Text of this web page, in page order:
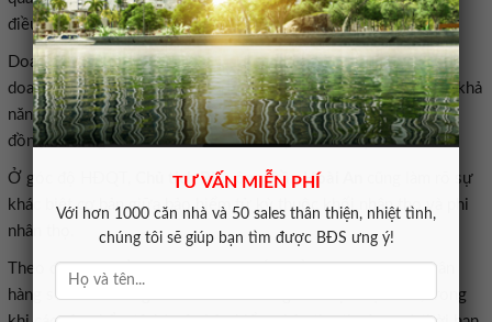
TƯ VẤN MIỄN PHÍ
Với hơn 1000 căn nhà và 50 sales thân thiện, nhiệt tình,
chúng tôi sẽ giúp bạn tìm được BĐS ưng ý!
điều kiện pháp lý.
Doanh nghiệp chưa đưa ra các thông tin chi tiết về chiến lược
doanh thu hay cấu trúc sản phẩm ở thời điểm hiện tại, và nhiều khả
năng các nội dung cụ thể hơn sẽ được trình bày tại kỳ Đại hội
đồng cổ đông năm 2027, khi đề án được hoàn thiện hơn.
Ở góc độ HĐQT, Chủ tịch BIC, ông Trần Hoài An
cũng làm rõ sự
khác biệt cơ bản giữa bảo hiểm tử kỳ thuộc khối nhân thọ và phi
nhân thọ.
Theo đó, sản phẩm tử kỳ của BIC nếu triển khai qua kênh ngân
hàng sẽ chỉ có vòng đời bảo hiểm trong thời hạn một năm, trong